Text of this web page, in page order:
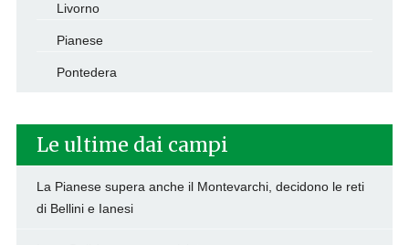
Livorno
Pianese
Pontedera
Le ultime dai campi
La Pianese supera anche il Montevarchi, decidono le reti
di Bellini e Ianesi